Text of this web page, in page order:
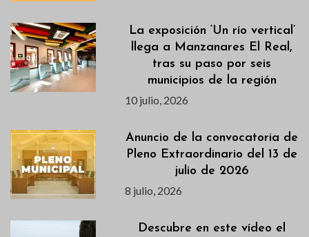
La exposición ‘Un río vertical’
llega a Manzanares El Real,
tras su paso por seis
municipios de la región
10 julio, 2026
Anuncio de la convocatoria de
Pleno Extraordinario del 13 de
julio de 2026
8 julio, 2026
Descubre en este vídeo el